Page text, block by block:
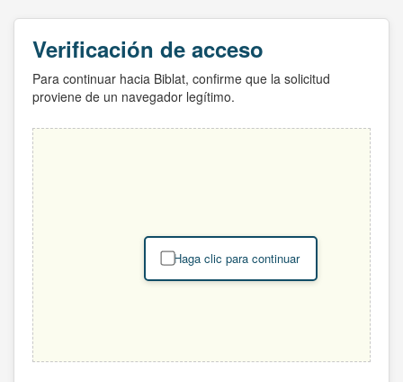
Verificación de acceso
Para continuar hacia Biblat, confirme que la solicitud
proviene de un navegador legítimo.
Haga clic para continuar